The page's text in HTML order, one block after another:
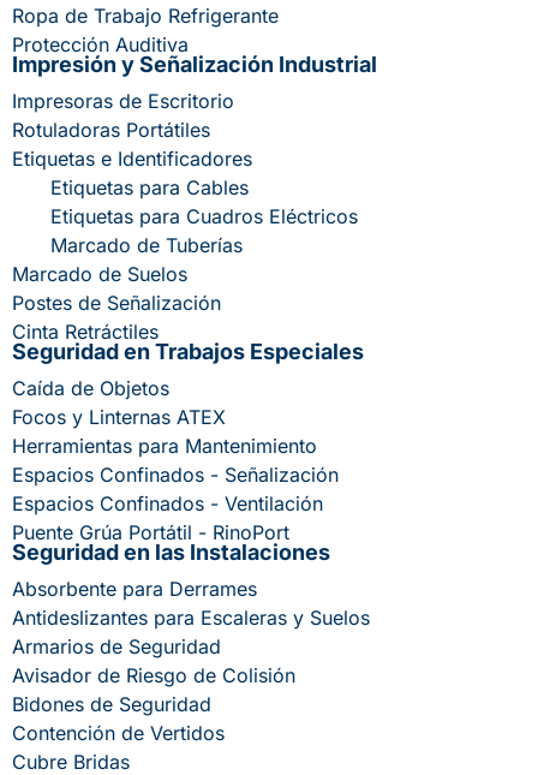
Ropa de Trabajo Refrigerante
Protección Auditiva
Impresión y Señalización Industrial
Impresoras de Escritorio
Rotuladoras Portátiles
Etiquetas e Identificadores
Etiquetas para Cables
Etiquetas para Cuadros Eléctricos
Marcado de Tuberías
Marcado de Suelos
Postes de Señalización
Cinta Retráctiles
Seguridad en Trabajos Especiales
Caída de Objetos
Focos y Linternas ATEX
Herramientas para Mantenimiento
Espacios Confinados - Señalización
Espacios Confinados - Ventilación
Puente Grúa Portátil - RinoPort
Seguridad en las Instalaciones
Absorbente para Derrames
Antideslizantes para Escaleras y Suelos
Armarios de Seguridad
Avisador de Riesgo de Colisión
Bidones de Seguridad
Contención de Vertidos
Cubre Bridas